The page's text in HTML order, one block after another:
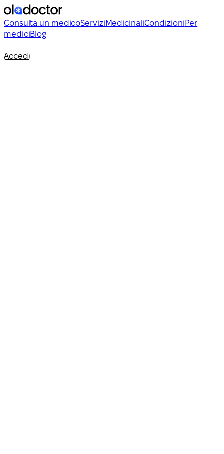
Consulta un medicoServiziMedicinaliCondizioniPer
mediciBlog
Accedi